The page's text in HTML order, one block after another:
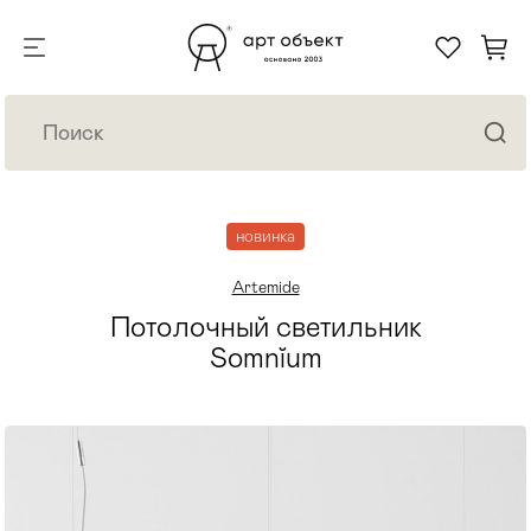
новинка
Artemide
Потолочный светильник
Somnĭum